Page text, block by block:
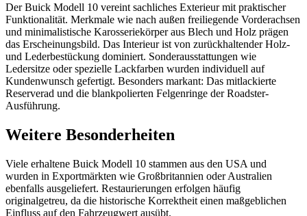
Der Buick Modell 10 vereint sachliches Exterieur mit praktischer
Funktionalität. Merkmale wie nach außen freiliegende Vorderachsen
und minimalistische Karosseriekörper aus Blech und Holz prägen
das Erscheinungsbild. Das Interieur ist von zurückhaltender Holz-
und Lederbestückung dominiert. Sonderausstattungen wie
Ledersitze oder spezielle Lackfarben wurden individuell auf
Kundenwunsch gefertigt. Besonders markant: Das mitlackierte
Reserverad und die blankpolierten Felgenringe der Roadster-
Ausführung.
Weitere Besonderheiten
Viele erhaltene Buick Modell 10 stammen aus den USA und
wurden in Exportmärkten wie Großbritannien oder Australien
ebenfalls ausgeliefert. Restaurierungen erfolgen häufig
originalgetreu, da die historische Korrektheit einen maßgeblichen
Einfluss auf den Fahrzeugwert ausübt.